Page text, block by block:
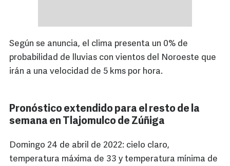
Según se anuncia, el clima presenta un 0% de
probabilidad de lluvias con vientos del Noroeste que
irán a una velocidad de 5 kms por hora.
Pronóstico extendido para el resto de la
semana en Tlajomulco de Zúñiga
Domingo 24 de abril de 2022: cielo claro,
temperatura máxima de 33 y temperatura mínima de